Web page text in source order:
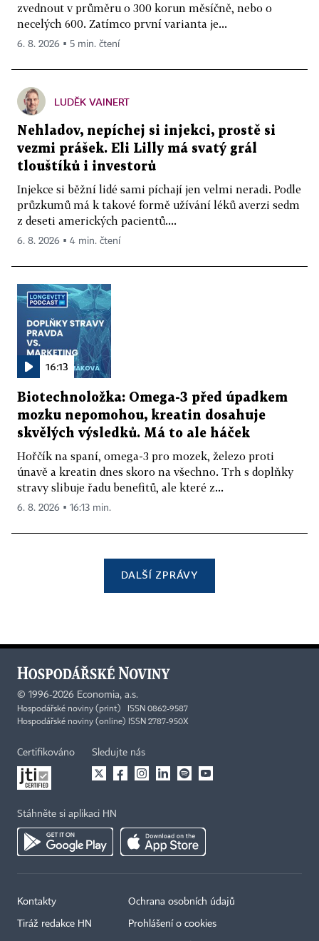
zvednout v průměru o 300 korun měsíčně, nebo o
necelých 600. Zatímco první varianta je...
6. 8. 2026 ▪ 5 min. čtení
LUDĚK VAINERT
Nehladov, nepíchej si injekci, prostě si
vezmi prášek. Eli Lilly má svatý grál
tlouštíků i investorů
Injekce si běžní lidé sami píchají jen velmi neradi. Podle
průzkumů má k takové formě užívání léků averzi sedm
z deseti amerických pacientů....
6. 8. 2026 ▪ 4 min. čtení
16:13
Biotechnoložka: Omega-3 před úpadkem
mozku nepomohou, kreatin dosahuje
skvělých výsledků. Má to ale háček
Hořčík na spaní, omega-3 pro mozek, železo proti
únavě a kreatin dnes skoro na všechno. Trh s doplňky
stravy slibuje řadu benefitů, ale které z...
6. 8. 2026 ▪ 16:13 min.
DALŠÍ ZPRÁVY
© 1996-2026 Economia, a.s.
Hospodářské noviny (print) ISSN 0862-9587
Hospodářské noviny (online) ISSN 2787-950X
Certifikováno Sledujte nás
Stáhněte si aplikaci HN
Kontakty
Tiráž redakce HN
Ochrana osobních údajů
Prohlášení o cookies